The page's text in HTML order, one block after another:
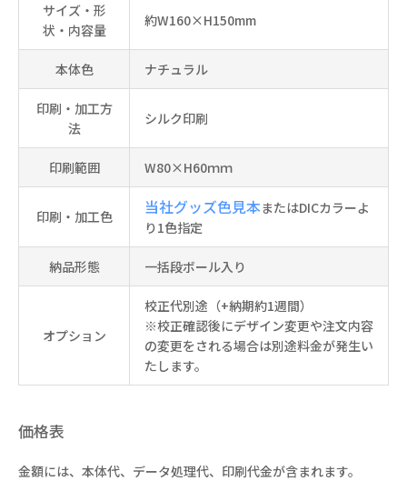
サイズ・形
状・内容量
約W160×H150mm
本体色 ナチュラル
印刷・加工方
法
シルク印刷
印刷範囲 W80×H60ｍｍ
印刷・加工色 当社グッズ色見本またはDICカラーよ
り1色指定
納品形態 一括段ボール入り
オプション
校正代別途（+納期約1週間）
※校正確認後にデザイン変更や注文内容
の変更をされる場合は別途料金が発生い
たします。
価格表
金額には、本体代、データ処理代、印刷代金が含まれます。